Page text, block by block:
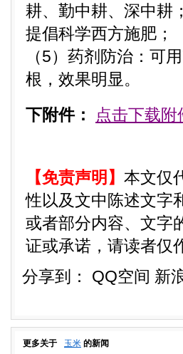
耕、勤中耕、深中耕
提倡科学西方施肥；
（5）药剂防治：可
根，效果明显。
下附件：
点击下载附
【免责声明】 本文仅
性以及文中陈述文字
或者部分内容、文字
证或承诺，请读者仅
分享到：
QQ空间 新
更多关于 玉米 的新闻